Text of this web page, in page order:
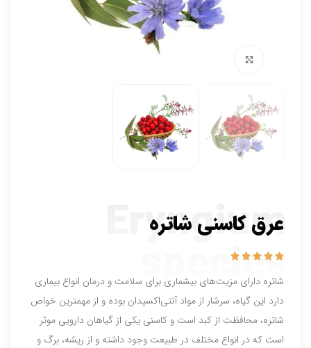
Eryngium
species
عرق کاسنی شاتره





شاتره دارای مزیت‌های بیشماری برای سلامت و درمان انواع بیماری
دارد این گیاه، سرشار از مواد آنتی‌اکسیدان بوده و از مهمترین خواص
شاتره، محافظت از کبد است و کاسنی یکی از گیاهان دارویی موثر
است که در انواع مختلف در طبیعت وجود داشته و از ریشه، برگ و